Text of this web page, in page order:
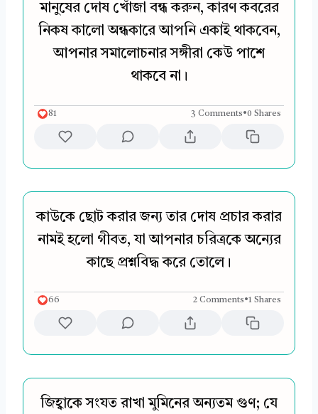
মানুষের দোষ খোঁজা বন্ধ করুন, কারণ কবরের
নিকষ কালো অন্ধকারে আপনি একাই থাকবেন,
আপনার সমালোচনার সঙ্গীরা কেউ পাশে
থাকবে না।
81 3 Comments•0 Shares
কাউকে ছোট করার জন্য তার দোষ প্রচার করার
নামই হলো গীবত, যা আপনার চরিত্রকে অন্যের
কাছে প্রশ্নবিদ্ধ করে তোলে।
66 2 Comments•1 Shares
জিহ্বাকে সংযত রাখা মুমিনের অন্যতম গুণ; যে